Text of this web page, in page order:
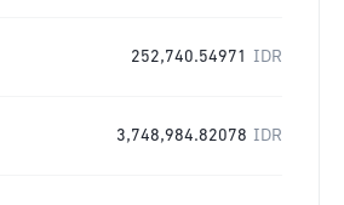
252,740.54971 IDR
3,748,984.82078 IDR